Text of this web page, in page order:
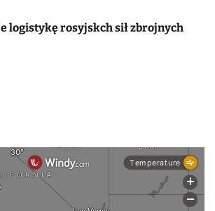
logistykę rosyjskch sił zbrojnych